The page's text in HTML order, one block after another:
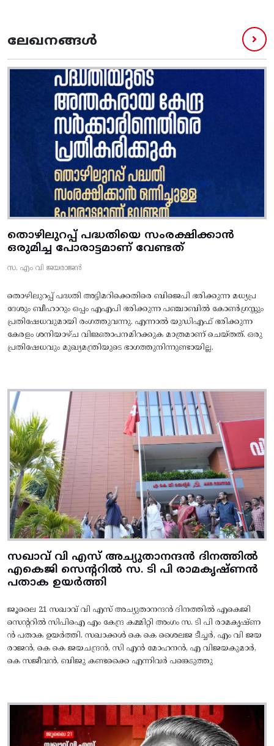
ലേഖനങ്ങൾ
തൊഴിലുറപ്പ് പദ്ധതിയെ സംരക്ഷിക്കാൻ
ഒരുമിച്ച പോരാട്ടമാണ് വേണ്ടത്
സ. എം വി ജയരാജൻ
തൊഴിലുറപ്പ് പദ്ധതി അട്ടിമറിക്കെതിരെ ബിജെപി ഭരിക്കുന്ന മധ്യപ്ര
ദേശും ബീഹാറും ഒപ്പം എഎപി ഭരിക്കുന്ന പഞ്ചാബിൽ കോൺഗ്രസ്സും
പ്രതിഷേധവുമായി രംഗത്തുവന്നു. എന്നാൽ യുഡിഎഫ് ഭരിക്കുന്ന
കേരളം ശനിയാഴ്ച വിജ്ഞാപനമിറക്കുക മാത്രമാണ് ചെയ്തത്. ഒരു
പ്രതിഷേധവും മുഖ്യമന്ത്രിയുടെ ഭാഗത്തുനിന്നുണ്ടായില്ല.
സഖാവ് വി എസ് അച്യുതാനന്ദൻ ദിനത്തിൽ
എകെജി സെന്ററിൽ സ. ടി പി രാമകൃഷ്‌ണൻ
പതാക ഉയർത്തി
ജൂലൈ 21 സഖാവ് വി എസ് അച്യുതാനന്ദൻ ദിനത്തിൽ എകെജി
സെന്ററിൽ സിപിഐ എം കേന്ദ്ര കമ്മിറ്റി അംഗം സ. ടി പി രാമകൃഷ്‌ണ
ൻ പതാക ഉയർത്തി. സഖാക്കൾ കെ കെ ശൈലജ ടീച്ചർ, എം വി ജയ
രാജൻ, കെ കെ ജയചന്ദ്രൻ, സി എൻ മോഹനൻ, എ വിജയകുമാർ,
കെ സജീവൻ, ബിജു കണ്ടക്കൈ എന്നിവർ പങ്കെടുത്തു